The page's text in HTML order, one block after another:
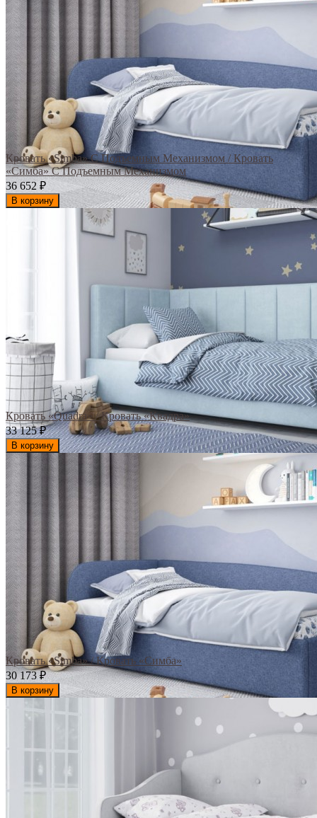
Кровать «Simba» С Подъемным Механизмом / Кровать
«Симба» С Подъемным Механизмом
36 652₽
В корзину
Кровать «Quadra» / Кровать «Квадра»
33 125₽
В корзину
Кровать «Simba» / Кровать «Симба»
30 173₽
В корзину